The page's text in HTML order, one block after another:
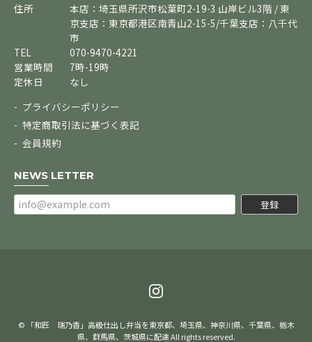
住所
本店：埼玉県所沢市松葉町2-19-3 山岸ビル3階 / 東
京支店：東京都港区南青山2-15-5/千葉支店：八千代
市
TEL
070-9470-4221
営業時間
7時-19時
定休日
なし
プライバシーポリシー
特定商取引法に基づく表記
会員規約
NEWS LETTER
登録
© 「和匠 瑞乃香」高級仕出し弁当を東京都、埼玉県、神奈川県、千葉県、栃木
県、群馬県、茨城県に配達 All rights reserved.